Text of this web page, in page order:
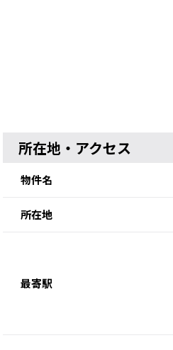
所在地・アクセス
物件名
所在地
最寄駅